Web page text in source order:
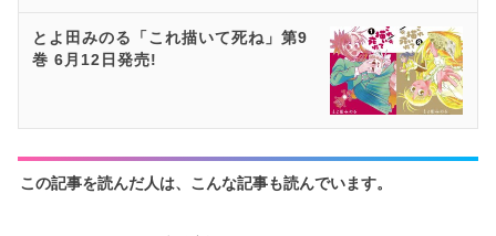
とよ田みのる「これ描いて死ね」第9
巻 6月12日発売!
この記事を読んだ人は、こんな記事も読んでいます。